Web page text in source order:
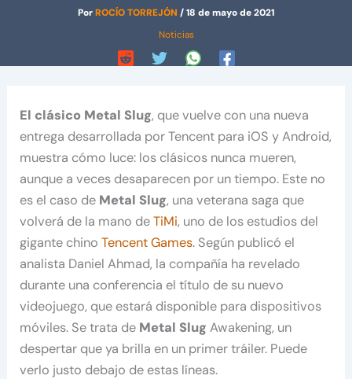
PorROCÍO TORREJÓN /18 de mayo de 2021
Noticias
El clásico Metal Slug, que vuelve con una nueva
entrega desarrollada por Tencent para iOS y Android,
muestra cómo luce: los clásicos nunca mueren,
aunque a veces desaparecen por un tiempo. Este no
es el caso de Metal Slug, una veterana saga que
volverá de la mano deTiMi, uno de los estudios del
gigante chinoTencent Games. Según publicó el
analista Daniel Ahmad, la compañía ha revelado
durante una conferencia el título de su nuevo
videojuego, que estará disponible para dispositivos
móviles. Se trata de Metal Slug Awakening, un
despertar que ya brilla en un primer tráiler. Puede
verlo justo debajo de estas líneas.